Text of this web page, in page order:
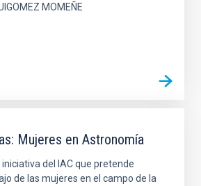
MOMEÑE
Mujeres en Astronomía
iniciativa del IAC que pretende
de las mujeres en el campo de la